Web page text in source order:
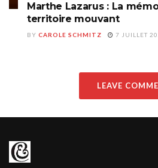
Marthe Lazarus : La
territoire mouvant
BY CAROLE SCHMITZ 7 JUILLET
LEAVE